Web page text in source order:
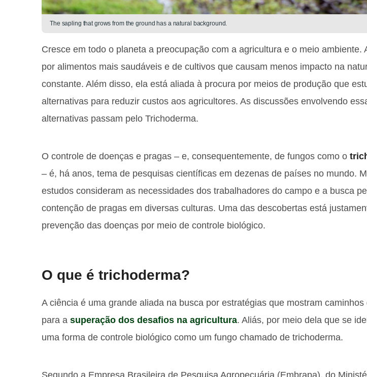
The sapling that grows from the ground has a natural background.
Cresce em todo o planeta a preocupação com a agricultura e o meio ambiente.
por alimentos mais saudáveis e de cultivos que causam menos impacto na
constante. Além disso, ela está aliada à procura por meios de produção que
alternativas para reduzir custos aos agricultores. As discussões envolvendo
alternativas passam pelo Trichoderma.
O controle de doenças e pragas – e, consequentemente, de fungos como o
– é, há anos, tema de pesquisas científicas em dezenas de países no mundo.
estudos consideram as necessidades dos trabalhadores do campo e a busca
contenção de pragas em diversas culturas. Uma das descobertas está
prevenção das doenças por meio de controle biológico.
O que é trichoderma?
A ciência é uma grande aliada na busca por estratégias que mostram caminhos
para a superação dos desafios na agricultura. Aliás, por meio dela que se
uma forma de controle biológico como um fungo chamado de trichoderma.
Segundo a Empresa Brasileira de Pesquisa Agropecuária (Embrapa), do